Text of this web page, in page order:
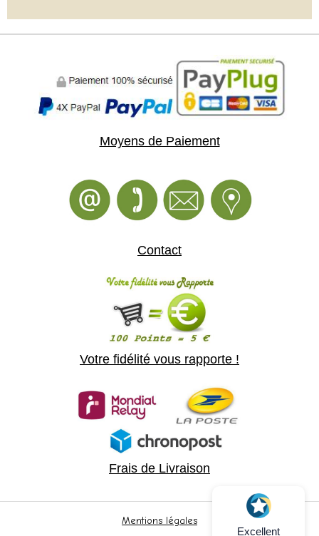
Moyens de Paiement
Contact
Votre fidélité vous rapporte !
Frais de Livraison
Mentions légales
Excellent